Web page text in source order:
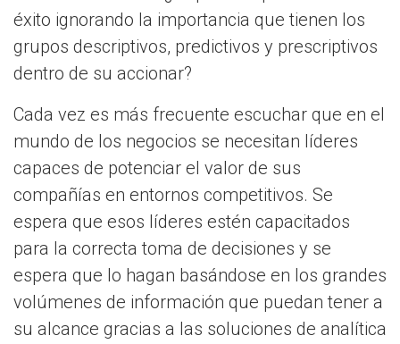
éxito ignorando la importancia que tienen los
grupos descriptivos, predictivos y prescriptivos
dentro de su accionar?
Cada vez es más frecuente escuchar que en el
mundo de los negocios se necesitan líderes
capaces de potenciar el valor de sus
compañías en entornos competitivos. Se
espera que esos líderes estén capacitados
para la correcta toma de decisiones y se
espera que lo hagan basándose en los grandes
volúmenes de información que puedan tener a
su alcance gracias a las soluciones de analítica